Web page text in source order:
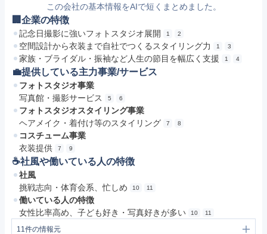
この会社の基本情報をAIで短くまとめました。
🏢企業の特徴
記念日撮影に強いフォトスタジオ展開 1 2
空間設計から衣装まで自社でつくるスタイリング力 1 3
家族・ブライダル・振袖など人生の節目を幅広く支援 1 4
💼提供している主力事業/サービス
フォトスタジオ事業
写真館・撮影サービス
5 6
フォトスタジオスタイリング事業
ヘアメイク・着付け等のスタイリング
7 8
コスチューム事業
衣装提供
7 9
☕️社風や働いている人の特徴
社風
挑戦志向・体育会系、忙しめ
10 11
働いている人の特徴
女性比率高め、子ども好き・写真好きが多い
10 11
11件の情報元